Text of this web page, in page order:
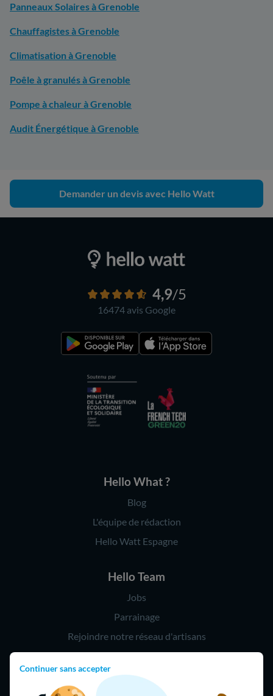
Continuer sans accepter
Panneaux Solaires à Grenoble
Chauffagistes à Grenoble
Climatisation à Grenoble
Poêle à granulés à Grenoble
Pompe à chaleur à Grenoble
Audit Énergétique à Grenoble
Demander un devis avec Hello Watt
4,9/5
16474 avis Google
Hello What ?
Blog
L'équipe de rédaction
Hello Watt Espagne
Hello Team
Jobs
Parrainage
Rejoindre notre réseau d'artisans
Hello !
09 75 18 60 60 (8h-21h)